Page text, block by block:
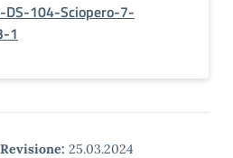
DS-104-Sciopero-7-
1
Revisione: 25.03.2024